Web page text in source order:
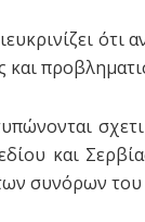
ότι
και
και
συνόρων